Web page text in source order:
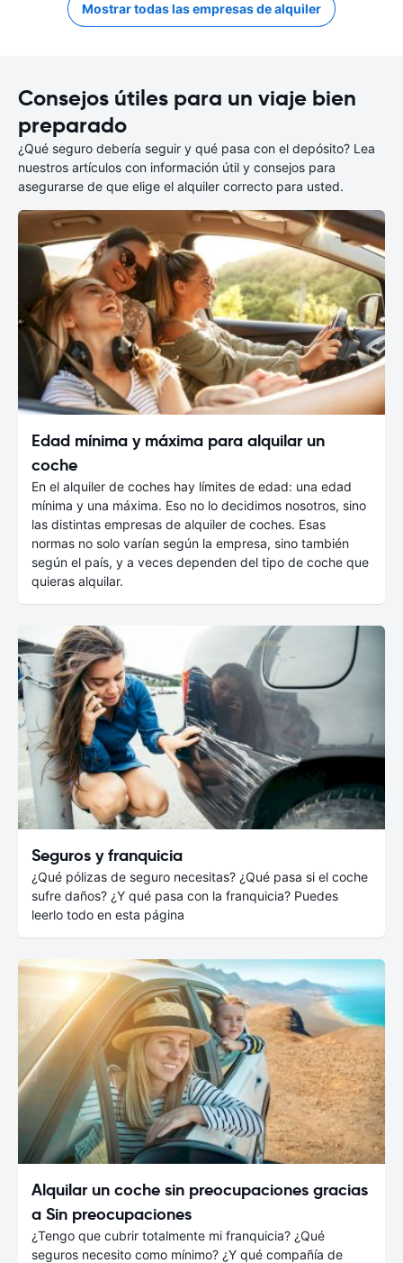
Mostrar todas las empresas de alquiler
Consejos útiles para un viaje bien
preparado
¿Qué seguro debería seguir y qué pasa con el depósito? Lea
nuestros artículos con información útil y consejos para
asegurarse de que elige el alquiler correcto para usted.
Edad mínima y máxima para alquilar un
coche
En el alquiler de coches hay límites de edad: una edad
mínima y una máxima. Eso no lo decidimos nosotros, sino
las distintas empresas de alquiler de coches. Esas
normas no solo varían según la empresa, sino también
según el país, y a veces dependen del tipo de coche que
quieras alquilar.
Seguros y franquicia
¿Qué pólizas de seguro necesitas? ¿Qué pasa si el coche
sufre daños? ¿Y qué pasa con la franquicia? Puedes
leerlo todo en esta página
Alquilar un coche sin preocupaciones gracias
a Sin preocupaciones
¿Tengo que cubrir totalmente mi franquicia? ¿Qué
seguros necesito como mínimo? ¿Y qué compañía de